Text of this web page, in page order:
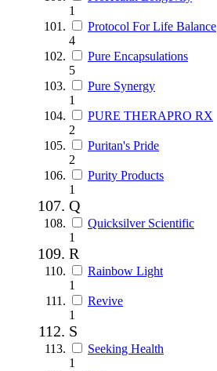
1
Protocol For Life Balance
4
Pure Encapsulations
5
Pure Synergy
1
PURE THERAPRO RX
2
Puritan's Pride
2
Purity Products
1
Q
Quicksilver Scientific
1
R
Rainbow Light
1
Revive
1
S
Seeking Health
1